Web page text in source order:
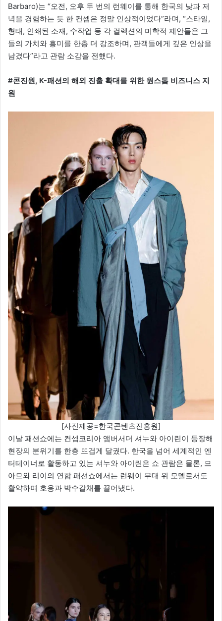
Barbaro)는 “오전, 오후 두 번의 런웨이를 통해 한국의 낮과 저
녁을 경험하는 듯 한 컨셉은 정말 인상적이었다”라며, “스타일,
형태, 인쇄된 소재, 수작업 등 각 컬렉션의 미학적 제안들은 그
들의 가치와 흥미를 한층 더 강조하며, 관객들에게 깊은 인상을
남겼다”라고 관람 소감을 전했다.
#콘진원, K-패션의 해외 진출 확대를 위한 원스톱 비즈니스 지
원
[사진제공=한국콘텐츠진흥원]
이날 패션쇼에는 컨셉코리아 앰버서더 셔누와 아이린이 등장해
현장의 분위기를 한층 뜨겁게 달궜다. 한국을 넘어 세계적인 엔
터테이너로 활동하고 있는 셔누와 아이린은 쇼 관람은 물론, 므
아므와 리이의 연합 패션쇼에서는 런웨이 무대 위 모델로서도
활약하며 호응과 박수갈채를 끌어냈다.